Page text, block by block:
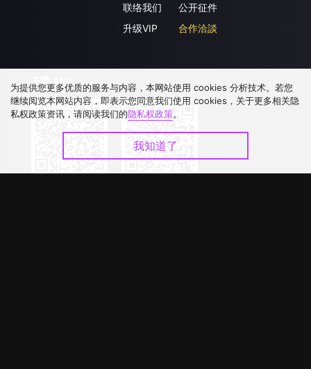
联络我们
升级VIP
公开征件
合作洽談
下载 APP
为提供您更多优质的服务与内容，本网站使用 cookies 分析技术。若您
继续阅览本网站内容，即表示您同意我们使用 cookies，关于更多相关隐
私权政策资讯，请阅读我们的隐私权政策。
我知道了